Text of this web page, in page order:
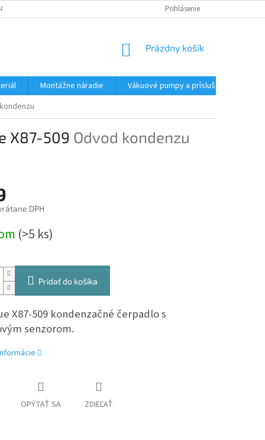
PODMIENKY - MALOOBCHODNÉ PODMIENKY OCHRANY
Prihlásenie
NÁKUPNÝ
Prázdny košík
Montážne náradie Vákuové pumpy a príslušenstvo
X87-509 Odvod kondenzu
DPH
(>5 ks)
Pridať do košíka
X87-509 kondenzačné čerpadlo s
senzorom.
OPÝTAŤ SA ZDIEĽAŤ